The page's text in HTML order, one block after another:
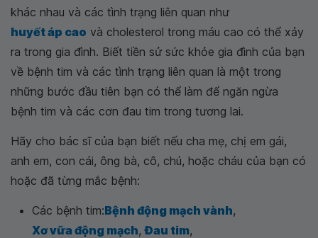
khác nhau và các tình trạng liên quan như
huyết áp cao và cholesterol trong máu cao có thể xảy
ra trong gia đình. Biết tiền sử sức khỏe gia đình của bạn
về bệnh tim và các tình trạng liên quan là một trong
những bước đầu tiên bạn có thể làm để ngăn ngừa
bệnh tim và các cơn đau tim trong tương lai.
Hãy cho bác sĩ của bạn biết nếu cha mẹ, chị em gái,
anh em, con cái, ông bà, cô, chú, hoặc cháu của bạn có
hoặc đã từng mắc bệnh:
Các bệnh tim:Bệnh động mạch vành,
Xơ vữa động mạch,Đau tim,